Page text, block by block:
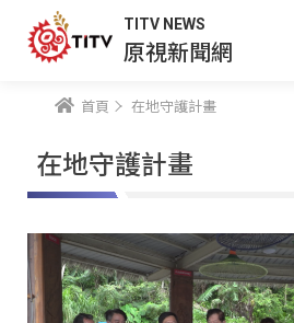
TITV NEWS
原視新聞網
首頁 在地守護計畫
在地守護計畫